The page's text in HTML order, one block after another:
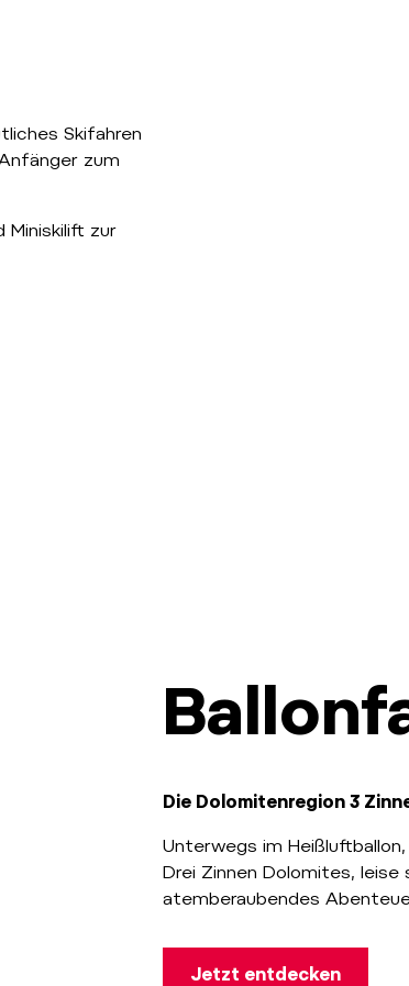
Skifahren
zum
Miniskilift zur
Die Dolomitenregion 3
Unterwegs im
Drei Zinnen Dolomites,
atemberaubendes
Jetzt entdecken